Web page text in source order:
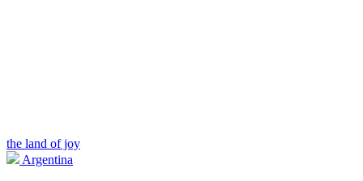
the land of joy
Argentina